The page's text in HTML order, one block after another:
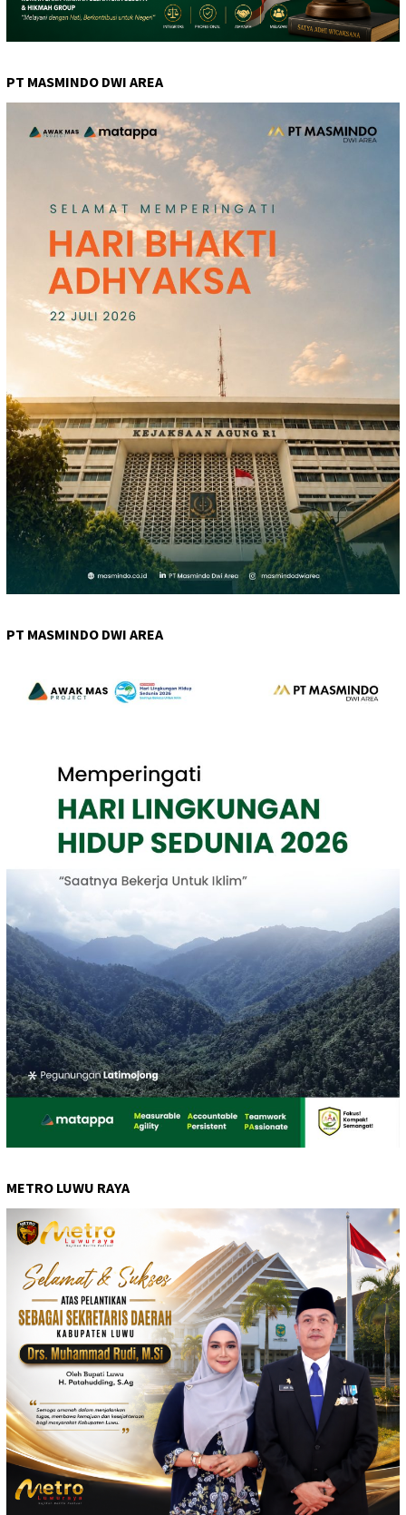
PT MASMINDO DWI AREA
PT MASMINDO DWI AREA
METRO LUWU RAYA